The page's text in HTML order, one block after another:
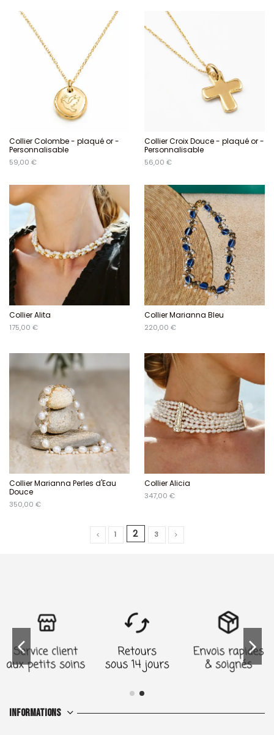
Collier Colombe - plaqué or -
Personnalisable
59,00 €
Collier Croix Douce - plaqué or -
Personnalisable
56,00 €
Collier Alita
175,00 €
Collier Marianna Bleu
220,00 €
Collier Marianna Perles d'Eau
Douce
350,00 €
Collier Alicia
347,00 €
1 2 3
Informations